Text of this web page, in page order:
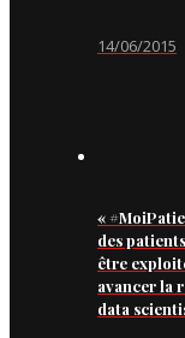
14/06/2015
«
des
être
avancer la
data